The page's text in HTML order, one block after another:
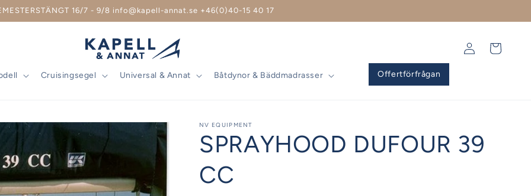
16/7 - 9/8 info@kapell-annat.se +46(0)40-15 40 17
Cruisingsegel Universal & Annat Båtdynor & Bäddmadrasser Offertförfrågan
Logga
Varukorg
NV EQUIPMENT
SPRAYHOOD DUFOUR 39
CC